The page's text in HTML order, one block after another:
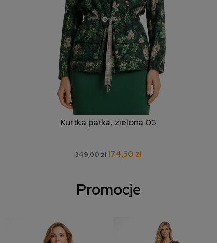
Kurtka parka, zielona 03
349,00 zł174,50 zł
Promocje